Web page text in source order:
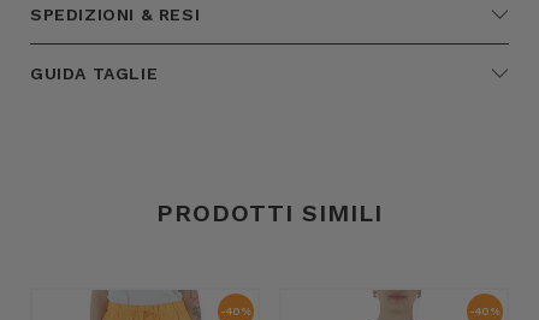
SPEDIZIONI & RESI
GUIDA TAGLIE
PRODOTTI SIMILI
-40% -40%